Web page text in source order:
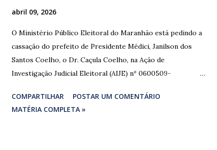
abril 09, 2026
O Ministério Público Eleitoral do Maranhão está pedindo a
cassação do prefeito de Presidente Médici, Janilson dos
Santos Coelho, o Dr. Caçula Coelho, na Ação de
Investigação Judicial Eleitoral (AIJE) nº 0600509-
Santa Luzia do Paruá. A ação foi movida pela Coligação
“União e Reconstrução” (PP/PL/União), que denunciou a
COMPARTILHAR
POSTAR UM COMENTÁRIO
MATÉRIA COMPLETA »